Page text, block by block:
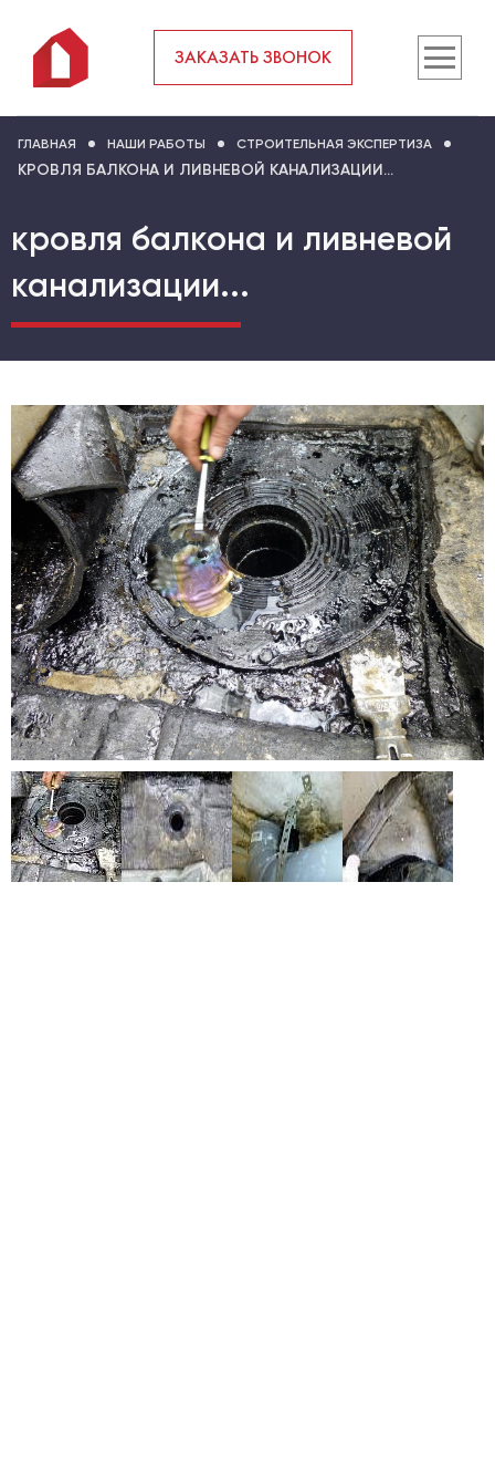
ЗАКАЗАТЬ ЗВОНОК
ГЛАВНАЯ НАШИ РАБОТЫ СТРОИТЕЛЬНАЯ ЭКСПЕРТИЗА
КРОВЛЯ БАЛКОНА И ЛИВНЕВОЙ КАНАЛИЗАЦИИ...
кровля балкона и ливневой
канализации...